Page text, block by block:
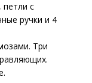
петли с
ручки и 4
Три